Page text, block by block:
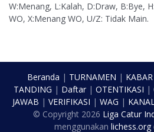
W:Menang, L:Kalah, D:Draw, B:Bye,
WO, X:Menang WO, U/Z: Tidak Main.
Beranda | TURNAMEN | KABAR
TANDING | Daftar| OTENTIKASI |
JAWAB | VERIFIKASI | WAG |
© Copyright 2026 Liga Catur
menggunakan lichess.org